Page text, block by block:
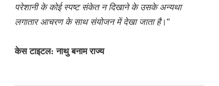
परेशानी के कोई स्पष्ट संकेत न दिखाने के उसके अन्यथा
लगातार आचरण के साथ संयोजन में देखा जाता है।”
केस टाइटल: नाथु बनाम राज्य